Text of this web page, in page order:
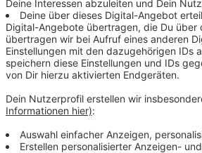
Pendler steigen
nicht
Ride-Anlagen gibt.
werden, etwa von
bei gut gelegenen
Anzeige